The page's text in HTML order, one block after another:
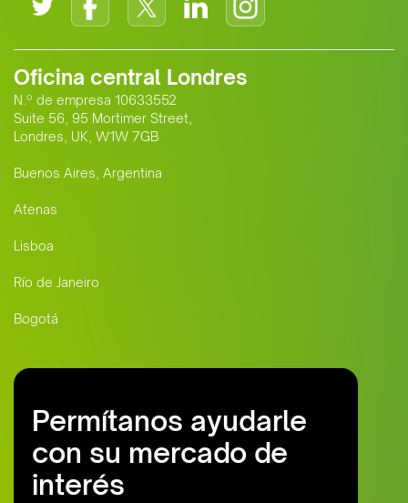
Oficina central Londres
N.º de empresa 10633552
Suite 56, 95 Mortimer Street,
Londres, UK, W1W 7GB
Buenos Aires, Argentina
Atenas
Lisboa
Río de Janeiro
Bogotá
Permítanos ayudarle
con su mercado de
interés